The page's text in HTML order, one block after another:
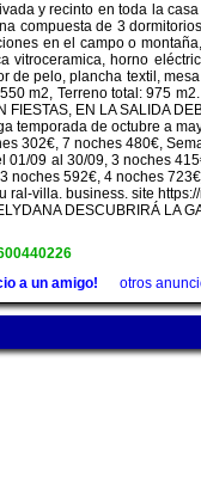
y recinto en toda la
compuesta de 3
en el campo o
vitroceramica, horno
de pelo, plancha textil,
m2, Terreno total: 975
FIESTAS, EN LA SALIDA
temporada de octubre a
302€, 7 noches 480€,
09 al 30/09, 3 noches
noches 592€, 4 noches
ral-villa. business. site
DESCUBRIRÁ LA
a un amigo! otros